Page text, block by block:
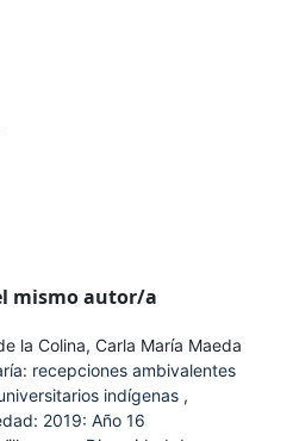
mismo autor/a
la Colina, Carla María Maeda
recepciones ambivalentes
indígenas ,
2019: Año 16